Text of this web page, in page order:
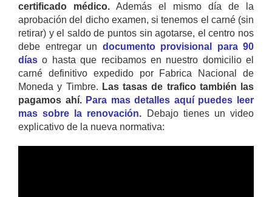
certificado médico. Además el mismo día de la
aprobación del dicho examen, si tenemos el carné (sin
retirar) y el saldo de puntos sin agotarse, el centro nos
debe entregar un documento provisional para 90
días o hasta que recibamos en nuestro domicilio el
carné definitivo expedido por Fabrica Nacional de
Moneda y Timbre. Las tasas de trafico también las
pagamos ahí. Para mas detalles aquí puedes leer
mas sobre la renovación. Debajo tienes un video
explicativo de la nueva normativa: